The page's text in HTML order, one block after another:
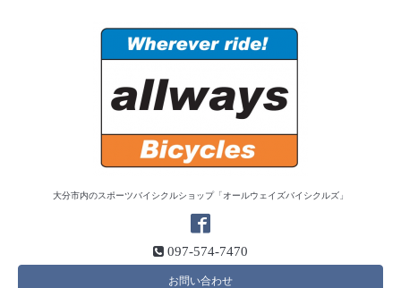
大分市内のスポーツバイシクルショップ「オールウェイズバイシクルズ」
097-574-7470
お問い合わせ